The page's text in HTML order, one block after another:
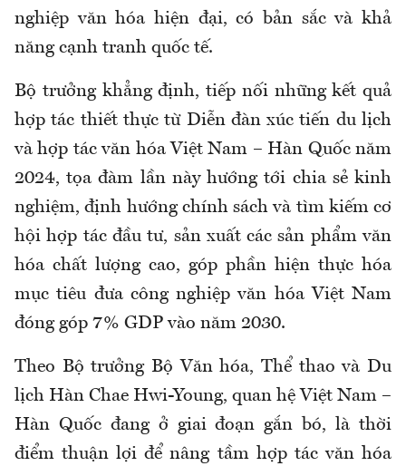
nghiệp văn hóa hiện đại, có bản sắc và khả
năng cạnh tranh quốc tế.
Bộ trưởng khẳng định, tiếp nối những kết quả
hợp tác thiết thực từ Diễn đàn xúc tiến du lịch
và hợp tác văn hóa Việt Nam – Hàn Quốc năm
2024, tọa đàm lần này hướng tới chia sẻ kinh
nghiệm, định hướng chính sách và tìm kiếm cơ
hội hợp tác đầu tư, sản xuất các sản phẩm văn
hóa chất lượng cao, góp phần hiện thực hóa
mục tiêu đưa công nghiệp văn hóa Việt Nam
đóng góp 7% GDP vào năm 2030.
Theo Bộ trưởng Bộ Văn hóa, Thể thao và Du
lịch Hàn Chae Hwi-Young, quan hệ Việt Nam –
Hàn Quốc đang ở giai đoạn gắn bó, là thời
điểm thuận lợi để nâng tầm hợp tác văn hóa